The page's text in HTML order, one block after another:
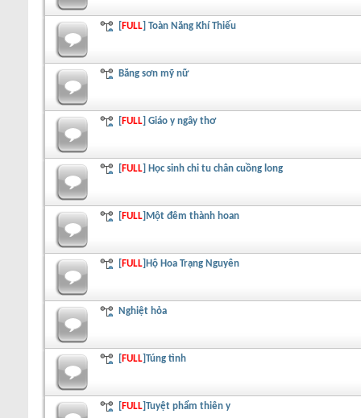
[ FULL] Toàn Năng Khí Thiếu
Băng sơn mỹ nữ
[ FULL] Giáo y ngây thơ
[ FULL] Học sinh chi tu chân cuồng long
[ FULL]Một đêm thành hoan
[ FULL]Hộ Hoa Trạng Nguyên
Nghiệt hỏa
[ FULL]Túng tình
[ FULL]Tuyệt phẩm thiên y